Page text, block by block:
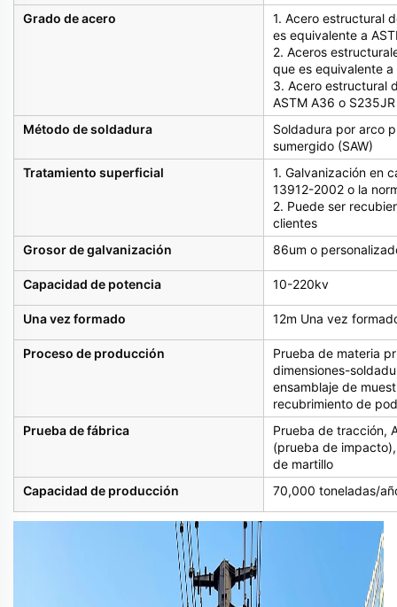
Grado de acero
1. Acero estructural
es equivalente a
2. Aceros
que es equivalente
3. Acero estructural
ASTM A36 o S235JR
Método de soldadura
Soldadura por arco
sumergido (SAW)
Tratamiento superficial
1. Galvanización en
13912-2002 o la
2. Puede ser
clientes
Grosor de galvanización
86um o
Capacidad de potencia 10-220kv
Una vez formado 12m Una vez
Proceso de producción
Prueba de materia
dimensiones-
ensamblaje de
recubrimiento de
Prueba de fábrica
Prueba de tracción,
(prueba de
de martillo
Capacidad de producción
70,000 toneladas/